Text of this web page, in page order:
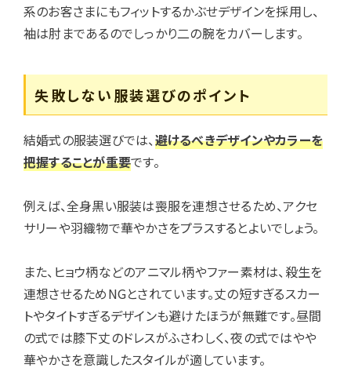
系のお客さまにもフィットするかぶせデザインを採用し、
袖は肘まであるのでしっかり二の腕をカバーします。
失敗しない服装選びのポイント
結婚式の服装選びでは、避けるべきデザインやカラーを
把握することが重要です。
例えば、全身黒い服装は喪服を連想させるため、アクセ
サリーや羽織物で華やかさをプラスするとよいでしょう。
また、ヒョウ柄などのアニマル柄やファー素材は、殺生を
連想させるためNGとされています。丈の短すぎるスカー
トやタイトすぎるデザインも避けたほうが無難です。昼間
の式では膝下丈のドレスがふさわしく、夜の式ではやや
華やかさを意識したスタイルが適しています。